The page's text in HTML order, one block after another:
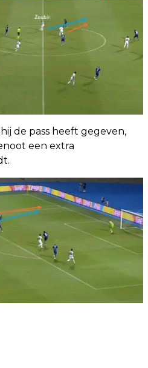
de pass heeft gegeven,
een extra